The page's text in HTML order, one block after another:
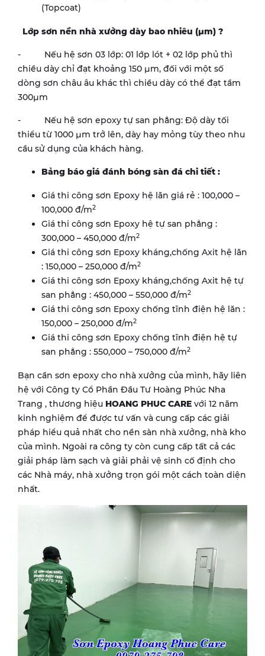
(Topcoat)
Lớp sơn nền nhà xưởng dày bao nhiêu (µm) ?
- Nếu hệ sơn 03 lớp: 01 lớp lót + 02 lớp phủ thì
chiều dày chỉ đạt khoảng 150 µm, đối với một số
dòng sơn châu âu khác thì chiều dày có thể đạt tầm
300µm
- Nếu hệ sơn epoxy tự san phẳng: Độ dày tối
thiểu từ 1000 µm trở lên, dày hay mỏng tùy theo nhu
cầu sử dụng của khách hàng.
Bảng báo giá đánh bóng sàn đá chi tiết :
Giá thi công sơn Epoxy hệ lăn giá rẻ : 100,000 –
100,000 đ/m2
Giá thi công sơn Epoxy hệ tự san phẳng :
300,000 – 450,000 đ/m2
Giá thi công sơn Epoxy kháng,chống Axit hệ lăn
: 150,000 – 250,000 đ/m2
Giá thi công sơn Epoxy kháng,chống Axit hệ tự
san phẳng : 450,000 – 550,000 đ/m2
Giá thi công sơn Epoxy chống tĩnh điện hệ lăn :
150,000 – 250,000 đ/m2
Giá thi công sơn Epoxy chống tĩnh điện hệ tự
san phẳng : 550,000 – 750,000 đ/m2
Bạn cần sơn epoxy cho nhà xưởng của mình, hãy liên
hệ với Công ty Cổ Phần Đầu Tư Hoàng Phúc Nha
Trang , thương hiệu HOANG PHUC CARE với 12 năm
kinh nghiệm để được tư vấn và cung cấp các giải
pháp hiểu quả nhất cho nền sàn nhà xưởng, nhà kho
của mình. Ngoài ra công ty còn cung cấp tất cả các
giải pháp làm sạch và giải phải vệ sinh cố định cho
các Nhà máy, nhà xưởng trọn gói một cách toàn diện
nhất.